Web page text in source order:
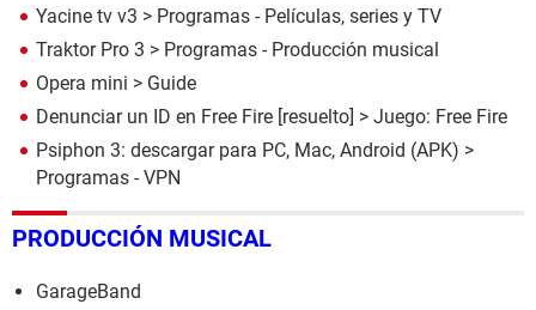
Yacine tv v3 > Programas - Películas, series y TV
Traktor Pro 3 > Programas - Producción musical
Opera mini > Guide
Denunciar un ID en Free Fire [resuelto] > Juego: Free Fire
Psiphon 3: descargar para PC, Mac, Android (APK) >
Programas - VPN
PRODUCCIÓN MUSICAL
GarageBand